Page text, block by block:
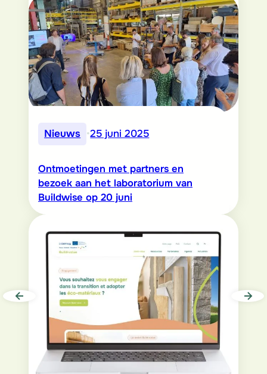
Nieuws •25 juni 2025
Ontmoetingen met partners en
bezoek aan het laboratorium van
Buildwise op 20 juni